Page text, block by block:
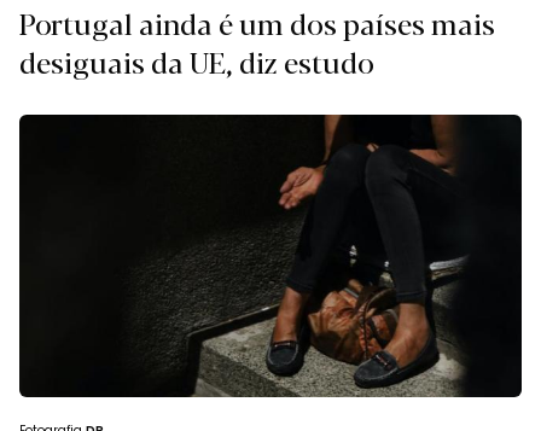
Portugal ainda é um dos países mais
desiguais da UE, diz estudo